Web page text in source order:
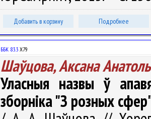
Добавить в корзину Подробнее
ББК 83.3 Х79
Шаўцова, Аксана
Уласныя назвы ў
зборніка "З розных